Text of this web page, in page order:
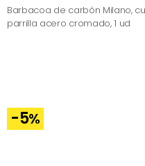
Barbacoa de carbón Milano,
parrilla acero cromado, 1 ud
-5%